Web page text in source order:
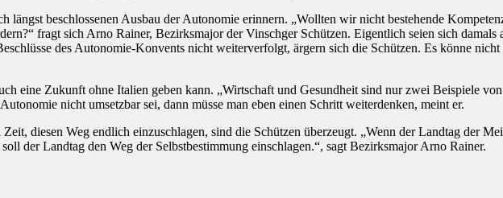
beschlossenen Ausbau der Autonomie erinnern. „Wollten wir nicht bestehende
fragt sich Arno Rainer, Bezirksmajor der Vinschger Schützen. Eigentlich seien sich damals
des Autonomie-Konvents nicht weiterverfolgt, ärgern sich die Schützen. Es könne
eine Zukunft ohne Italien geben kann. „Wirtschaft und Gesundheit sind nur zwei Beispiele
nicht umsetzbar sei, dann müsse man eben einen Schritt weiterdenken, meint er.
diesen Weg endlich einzuschlagen, sind die Schützen überzeugt. „Wenn der Landtag der
der Landtag den Weg der Selbstbestimmung einschlagen.“, sagt Bezirksmajor Arno Rainer.